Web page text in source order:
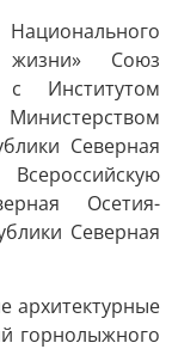
жизни» Союз
с Институтом
Северная
Осетия-
Северная
архитектурные
горнолыжного